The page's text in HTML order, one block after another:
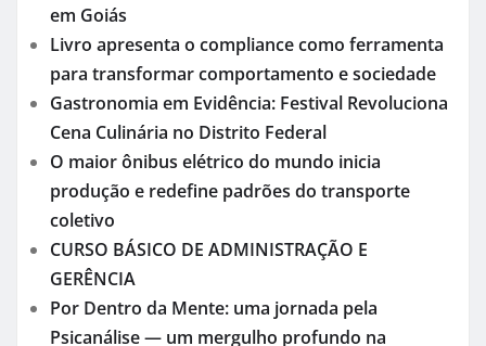
em Goiás
Livro apresenta o compliance como ferramenta
para transformar comportamento e sociedade
Gastronomia em Evidência: Festival Revoluciona
Cena Culinária no Distrito Federal
O maior ônibus elétrico do mundo inicia
produção e redefine padrões do transporte
coletivo
CURSO BÁSICO DE ADMINISTRAÇÃO E
GERÊNCIA
Por Dentro da Mente: uma jornada pela
Psicanálise — um mergulho profundo na